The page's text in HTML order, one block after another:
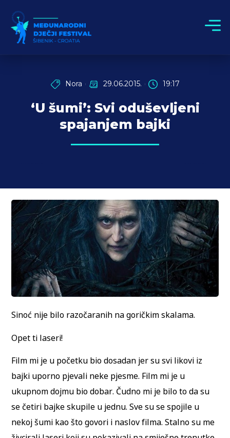
Nora 29.06.2015. 19:17
‘U šumi’: Svi oduševljeni
spajanjem bajki
Sinoć nije bilo razočaranih na goričkim skalama.
Opet ti laseri!
Film mi je u početku bio dosadan jer su svi likovi iz
bajki uporno pjevali neke pjesme. Film mi je u
ukupnom dojmu bio dobar. Čudno mi je bilo to da su
se četiri bajke skupile u jednu. Sve su se spojile u
nekoj šumi kao što govori i naslov filma. Stalno su me